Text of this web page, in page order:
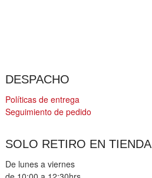
DESPACHO
Políticas de entrega
Seguimiento de pedido
SOLO RETIRO EN TIENDA
De lunes a viernes